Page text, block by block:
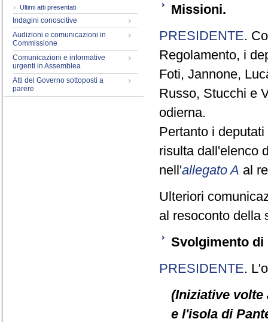
Ultimi atti presentati
Indagini conoscitive
Audizioni e comunicazioni in
Commissione
Comunicazioni e informative
urgenti in Assemblea
Atti del Governo sottoposti a
parere
Missioni.
PRESIDENTE.
Regolamento, i
Foti, Jannone,
Russo, Stucchi e
odierna.
Pertanto i
risulta dall'elenco
nell'allegato A al
Ulteriori
al resoconto della
Svolgimento
PRESIDENTE.
(Iniziative
e l'isola di